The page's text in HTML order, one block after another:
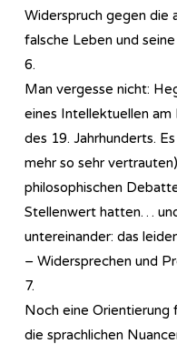
Widerspruch gegen die
falsche Leben und
6.
Man vergesse nicht:
eines Intellektuellen am
des 19. Jahrhunderts.
mehr so sehr
philosophischen
Stellenwert hatten…
untereinander: das
– Widersprechen und
7.
Noch eine Orientierung
die sprachlichen